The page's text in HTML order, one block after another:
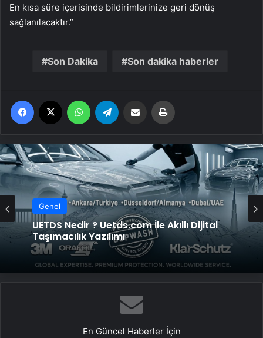
En kısa süre içerisinde bildirimlerinize geri dönüş
sağlanılacaktır.”
Son Dakika Son dakika haberler
Facebook WhatsApp Email'den paylaş
Genel
UETDS Nedir ? Uetds.com İle Akıllı Dijital
Taşımacılık Yazılımı
En Güncel Haberler İçin